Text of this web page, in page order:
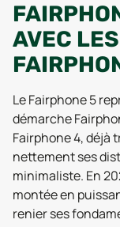
AVEC
Le Fairphone 5
démarche
Fairphone 4, déjà
nettement ses
minimaliste. En
montée en
renier ses